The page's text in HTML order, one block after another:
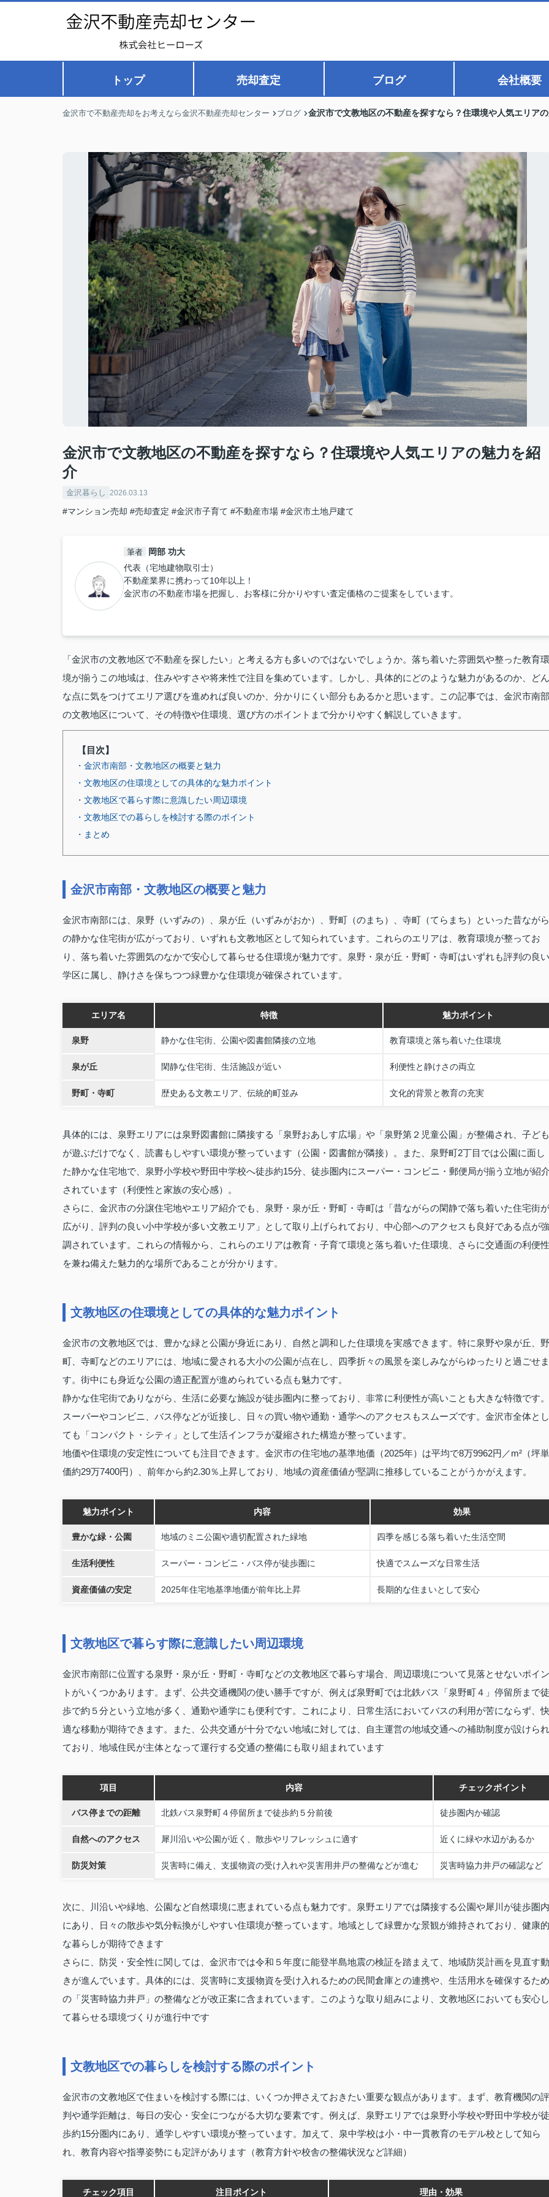
トップ 売却査定 ブログ 会社概要
金沢市で不動産売却をお考えなら金沢不動産売却センター ブログ 金沢市で文教地区の不動産を探すなら？住環境や人気エリア
金沢市で文教地区の不動産を探すなら？住環境や人気エリアの魅力を紹
介
金沢暮らし 2026.03.13
#マンション売却 #売却査定 #金沢市子育て #不動産市場 #金沢市土地戸建て
筆者
岡部 功大
代表（宅地建物取引士）
不動産業界に携わって10年以上！
金沢市の不動産市場を把握し、お客様に分かりやすい査定価格のご提案をしています。
「金沢市の文教地区で不動産を探したい」と考える方も多いのではないでしょうか。落ち着いた雰囲気や整った教育環
境が揃うこの地域は、住みやすさや将来性で注目を集めています。しかし、具体的にどのような魅力があるのか、どん
な点に気をつけてエリア選びを進めれば良いのか、分かりにくい部分もあるかと思います。この記事では、金沢市南部
の文教地区について、その特徴や住環境、選び方のポイントまで分かりやすく解説していきます。
【目次】
・金沢市南部・文教地区の概要と魅力
・文教地区の住環境としての具体的な魅力ポイント
・文教地区で暮らす際に意識したい周辺環境
・文教地区での暮らしを検討する際のポイント
・まとめ
金沢市南部・文教地区の概要と魅力
金沢市南部には、泉野（いずみの）、泉が丘（いずみがおか）、野町（のまち）、寺町（てらまち）といった昔ながら
の静かな住宅街が広がっており、いずれも文教地区として知られています。これらのエリアは、教育環境が整ってお
り、落ち着いた雰囲気のなかで安心して暮らせる住環境が魅力です。泉野・泉が丘・野町・寺町はいずれも評判の良い
学区に属し、静けさを保ちつつ緑豊かな住環境が確保されています。
エリア名 特徴 魅力ポイント
泉野 静かな住宅街、公園や図書館隣接の立地 教育環境と落ち着いた住環境
泉が丘 閑静な住宅街、生活施設が近い 利便性と静けさの両立
野町・寺町 歴史ある文教エリア、伝統的町並み 文化的背景と教育の充実
具体的には、泉野エリアには泉野図書館に隣接する「泉野おあしす広場」や「泉野第２児童公園」が整備され、子ども
が遊ぶだけでなく、読書もしやすい環境が整っています（公園・図書館が隣接）。また、泉野町2丁目では公園に面し
た静かな住宅地で、泉野小学校や野田中学校へ徒歩約15分、徒歩圏内にスーパー・コンビニ・郵便局が揃う立地が紹
されています（利便性と家族の安心感）。
さらに、金沢市の分譲住宅地やエリア紹介でも、泉野・泉が丘・野町・寺町は「昔ながらの閑静で落ち着いた住宅街が
広がり、評判の良い小中学校が多い文教エリア」として取り上げられており、中心部へのアクセスも良好である点が強
調されています。これらの情報から、これらのエリアは教育・子育て環境と落ち着いた住環境、さらに交通面の利便性
を兼ね備えた魅力的な場所であることが分かります。
文教地区の住環境としての具体的な魅力ポイント
金沢市の文教地区では、豊かな緑と公園が身近にあり、自然と調和した住環境を実感できます。特に泉野や泉が丘、野
町、寺町などのエリアには、地域に愛される大小の公園が点在し、四季折々の風景を楽しみながらゆったりと過ごせま
す。街中にも身近な公園の適正配置が進められている点も魅力です。
静かな住宅街でありながら、生活に必要な施設が徒歩圏内に整っており、非常に利便性が高いことも大きな特徴です。
スーパーやコンビニ、バス停などが近接し、日々の買い物や通勤・通学へのアクセスもスムーズです。金沢市全体とし
ても「コンパクト・シティ」として生活インフラが凝縮された構造が整っています。
地価や住環境の安定性についても注目できます。金沢市の住宅地の基準地価（2025年）は平均で8万9962円／m²（坪単
価約29万7400円）、前年から約2.30％上昇しており、地域の資産価値が堅調に推移していることがうかがえます。
魅力ポイント 内容 効果
豊かな緑・公園 地域のミニ公園や適切配置された緑地 四季を感じる落ち着いた生活空間
生活利便性 スーパー・コンビニ・バス停が徒歩圏に 快適でスムーズな日常生活
資産価値の安定 2025年住宅地基準地価が前年比上昇 長期的な住まいとして安心
文教地区で暮らす際に意識したい周辺環境
金沢市南部に位置する泉野・泉が丘・野町・寺町などの文教地区で暮らす場合、周辺環境について見落とせないポイン
トがいくつかあります。まず、公共交通機関の使い勝手ですが、例えば泉野町では北鉄バス「泉野町４」停留所まで徒
歩で約５分という立地が多く、通勤や通学にも便利です。これにより、日常生活においてバスの利用が苦にならず、快
適な移動が期待できます。また、公共交通が十分でない地域に対しては、自主運営の地域交通への補助制度が設けられ
ており、地域住民が主体となって運行する交通の整備にも取り組まれています
項目 内容 チェックポイント
バス停までの距離 北鉄バス泉野町４停留所まで徒歩約５分前後 徒歩圏内か確認
自然へのアクセス 犀川沿いや公園が近く、散歩やリフレッシュに適す 近くに緑や水辺があるか
防災対策 災害時に備え、支援物資の受け入れや災害用井戸の整備などが進む 災害時協力井戸の確認など
次に、川沿いや緑地、公園など自然環境に恵まれている点も魅力です。泉野エリアでは隣接する公園や犀川が徒歩圏内
にあり、日々の散歩や気分転換がしやすい住環境が整っています。地域として緑豊かな景観が維持されており、健康的
な暮らしが期待できます
さらに、防災・安全性に関しては、金沢市では令和５年度に能登半島地震の検証を踏まえて、地域防災計画を見直す動
きが進んでいます。具体的には、災害時に支援物資を受け入れるための民間倉庫との連携や、生活用水を確保するため
の「災害時協力井戸」の整備などが改正案に含まれています。このような取り組みにより、文教地区においても安心し
て暮らせる環境づくりが進行中です
文教地区での暮らしを検討する際のポイント
金沢市の文教地区で住まいを検討する際には、いくつか押さえておきたい重要な観点があります。まず、教育機関の評
判や通学距離は、毎日の安心・安全につながる大切な要素です。例えば、泉野エリアでは泉野小学校や野田中学校が徒
歩約15分圏内にあり、通学しやすい環境が整っています。加えて、泉中学校は小・中一貫教育のモデル校として知ら
れ、教育内容や指導姿勢にも定評があります（教育方針や校舎の整備状況など詳細）
チェック項目 注目ポイント 理由・効果